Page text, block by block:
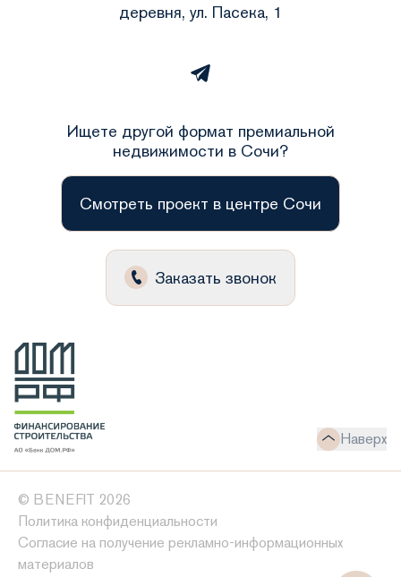
Наверх
Заказать звонок
деревня, ул. Пасека, 1
Ищете другой формат премиальной
недвижимости в Сочи?
Смотреть проект в центре Сочи
© BENEFIT 2026
Политика конфиденциальности
Согласие на получение рекламно-информационных
материалов